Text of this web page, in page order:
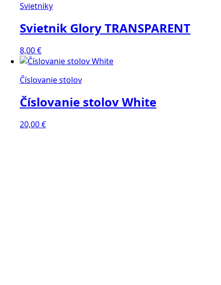
Svietniky
Svietnik Glory TRANSPARENT
8,00€
Číslovanie stolov
Číslovanie stolov White
20,00€